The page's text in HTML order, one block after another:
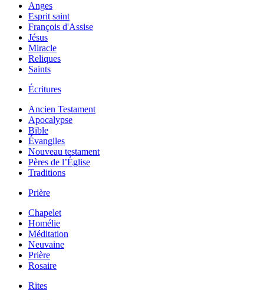
Anges
Esprit saint
François d'Assise
Jésus
Miracle
Reliques
Saints
Écritures
Ancien Testament
Apocalypse
Bible
Évangiles
Nouveau testament
Pères de l’Église
Traditions
Prière
Chapelet
Homélie
Méditation
Neuvaine
Prière
Rosaire
Rites